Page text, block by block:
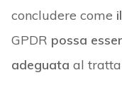
concludere come
GPDR possa
adeguata al